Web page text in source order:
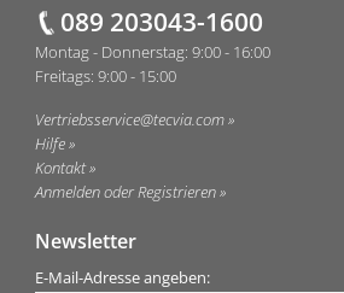
089 203043-1600
Montag - Donnerstag: 9:00 - 16:00
Freitags: 9:00 - 15:00
Vertriebsservice@tecvia.com
Hilfe
Kontakt
Anmelden oder Registrieren
Newsletter
E-Mail-Adresse angeben: